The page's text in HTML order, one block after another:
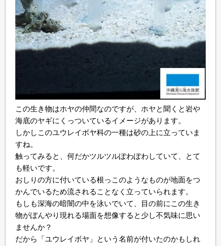
この生き物はホヤの仲間なのですが、ホヤと聞くと岩や
海底のヤギにくっついているイメージがあります。
しかしこのユウレイボヤ科の一種は砂の上に立っていま
すね。
触ってみると、何だかツルツルぽわぽわしていて、とて
も軽いです。
おしりの方に付いている根っこのようなものが地面をつ
かんでいるため流されることなく立っていられます。
もしも深海の暗闇の中を泳いでいて、目の前にこの生き
物がぼんやり現れる場面を想像すると少し不気味に思い
ませんか？
だから「ユウレイボヤ」という名前が付いたのかもしれ